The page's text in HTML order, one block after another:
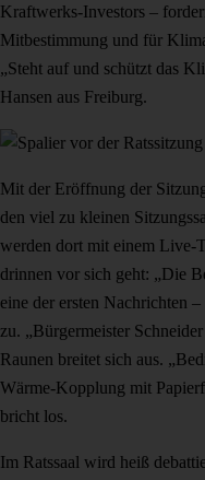
Kraftwerks-Investors –
Mitbestimmung und für
„Steht auf und schützt das
Hansen aus Freiburg.
Mit der Eröffnung der
den viel zu kleinen
werden dort mit einem Live-
drinnen vor sich geht: „Die
eine der ersten Nachrichten
zu. „Bürgermeister
Raunen breitet sich aus.
Wärme-Kopplung mit
bricht los.
Im Ratssaal wird heiß